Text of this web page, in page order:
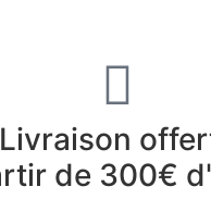
Livraison
de 300€